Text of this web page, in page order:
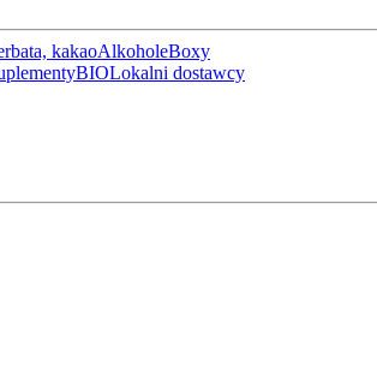
kakaoAlkoholeBoxy
BIOLokalni dostawcy